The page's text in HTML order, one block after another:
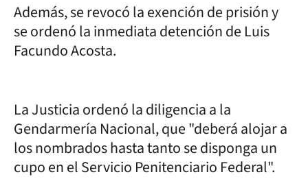
Además, se revocó la exención de prisión y
se ordenó la inmediata detención de Luis
Facundo Acosta.
La Justicia ordenó la diligencia a la
Gendarmería Nacional, que "deberá alojar a
los nombrados hasta tanto se disponga un
cupo en el Servicio Penitenciario Federal".